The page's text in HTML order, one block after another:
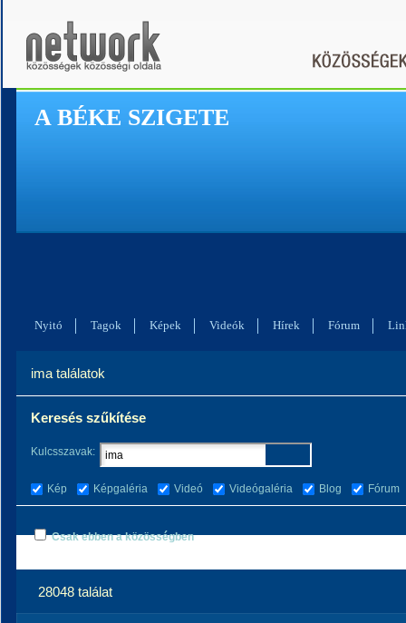
A BÉKE SZIGETE
Nyitó Tagok Képek Videók Hírek Fórum
ima találatok
Keresés szűkítése
Kulcsszavak:
Kép Képgaléria Videó Videógaléria Blog Fórum
Csak ebben a közösségben
28048 találat